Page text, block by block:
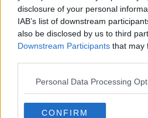
disclosure of your personal
IAB’s list of downstream
also be disclosed by us to third
Downstream Participants that may
Personal Data Processing
CONFIRM